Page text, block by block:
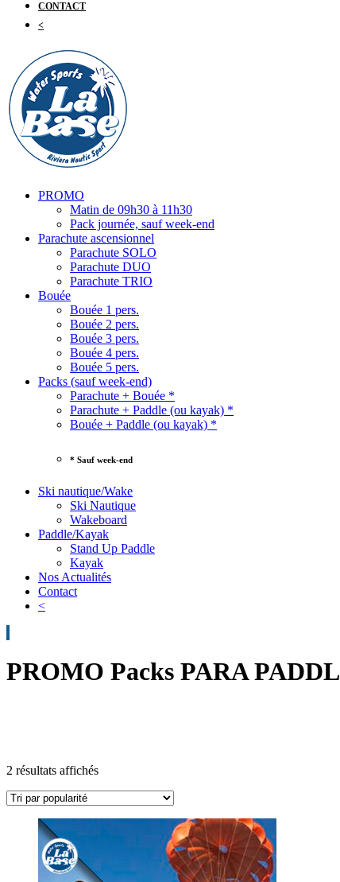
CONTACT
<
PROMO
Matin de 09h30 à 11h30
Pack journée, sauf week-end
Parachute ascensionnel
Parachute SOLO
Parachute DUO
Parachute TRIO
Bouée
Bouée 1 pers.
Bouée 2 pers.
Bouée 3 pers.
Bouée 4 pers.
Bouée 5 pers.
Packs (sauf week-end)
Parachute + Bouée *
Parachute + Paddle (ou kayak) *
Bouée + Paddle (ou kayak) *
* Sauf week-end
Ski nautique/Wake
Ski Nautique
Wakeboard
Paddle/Kayak
Stand Up Paddle
Kayak
Nos Actualités
Contact
<
PROMO Packs PARA
2 résultats affichés